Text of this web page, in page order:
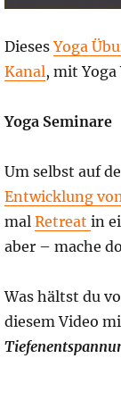
DiesesYoga
Kanal, mit
Yoga Seminare
Um selbst auf
Entwicklung
mal Retreat in
aber – mache
Was hältst du
diesem Video